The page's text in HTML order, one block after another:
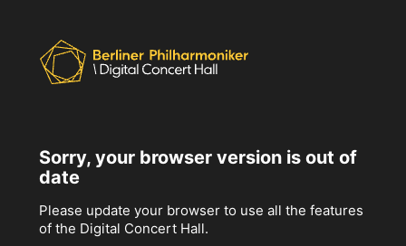
Sorry, your browser version is out of
date
Please update your browser to use all the features
of the Digital Concert Hall.